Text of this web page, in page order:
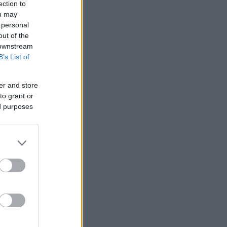
to
may
of the
List of
and store
grant or
purposes